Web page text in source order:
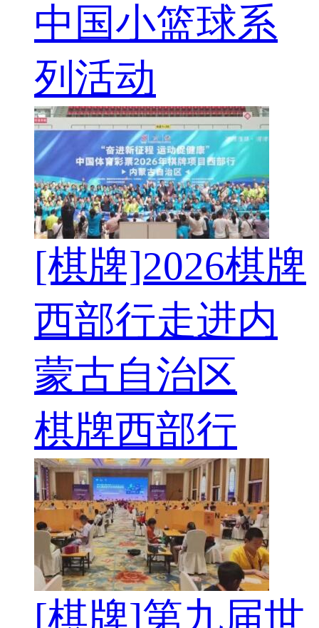
中国小篮球系
列活动
[棋牌]2026棋牌
西部行走进内
蒙古自治区
棋牌西部行
[棋牌]第九届世